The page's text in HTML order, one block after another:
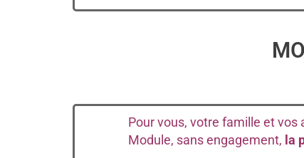
Pour vous, votre famille et
Module, sans engagement, la